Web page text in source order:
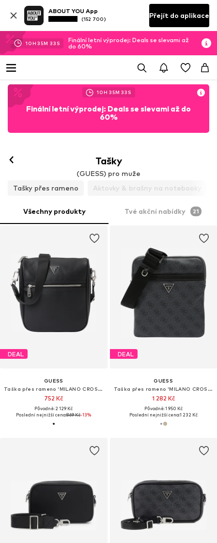
ABOUT YOU App
(152 700) Přejít do aplikace
10H 35M 31 S
Finální letní výprodej: Deals se slevami až
do 60%
10H 35M 31 S
Finální letní výprodej: Deals se slevami až do
60%
Tašky
(GUESS) pro muže
Tašky přes rameno
Aktovky & brašny na notebooky
Všechny produkty Tvé akční nabídky 21
DEAL
GUESS
Taška přes rameno 'MILANO CROSSBODY 2'
752 Kč
Původně: 2 129 Kč
Poslední nejnižší cena:869 Kč-13%
DEAL
GUESS
Taška přes rameno 'MILANO CROSSBODY FLAT'
1 282 Kč
Původně: 1 950 Kč
Poslední nejnižší cena:1 232 Kč